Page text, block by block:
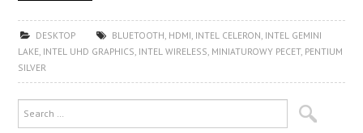
DESKTOP BLUETOOTH, HDMI, INTEL CELERON, INTEL GEMINI
LAKE, INTEL UHD GRAPHICS, INTEL WIRELESS, MINIATUROWY PECET, PENTIUM
SILVER